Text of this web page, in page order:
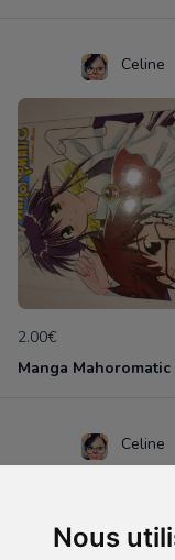
Nous
Celine
2.00€
Manga Mahoromatic
Celine